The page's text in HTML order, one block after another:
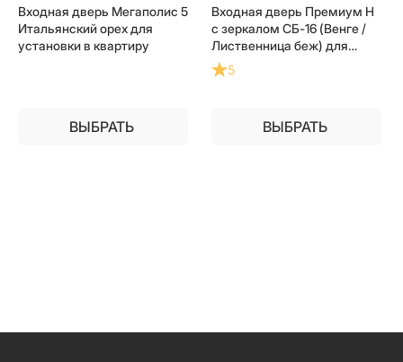
Входная дверь Мегаполис 5
Итальянский орех для
установки в квартиру
ВЫБРАТЬ
Входная дверь Премиум Н
с зеркалом СБ-16 (Венге /
Лиственница беж) для
установки в квартиру
5
ВЫБРАТЬ